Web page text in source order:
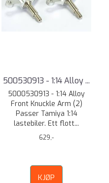
500530913 - 1:14 Alloy ...
5000530913 - 1:14 Alloy
Front Knuckle Arm (2)
Passer Tamiya 1:14
lastebiler. Ett flott...
629,-
KJØP